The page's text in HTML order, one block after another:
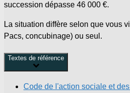
succession dépasse 46 000 €.
La situation diffère selon que vous
Pacs, concubinage) ou seul.
Textes de référence
Code de l'action sociale et